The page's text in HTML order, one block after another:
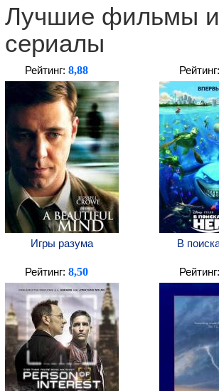
Лучшие фильмы и
сериалы
Рейтинг: 8,88
Игры разума
Рейтинг:
В
Рейтинг: 8,50 Рейтинг: